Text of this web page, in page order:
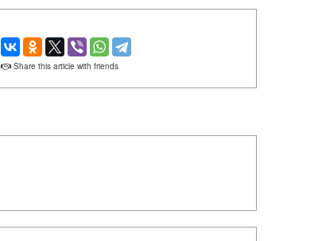
Share this article with friends